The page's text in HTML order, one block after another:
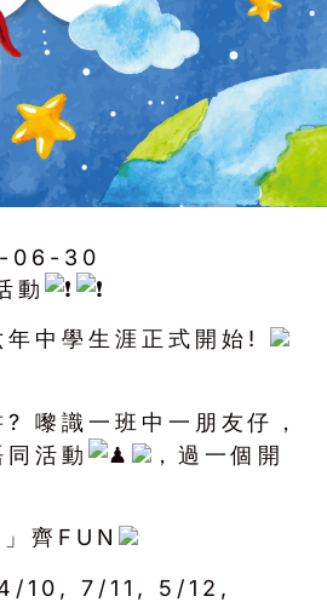
06-30
動
年中學生涯正式開始!
嚟識一班中一朋友仔，
同活動
，過一個開
齊FUN
10, 7/11, 5/12,